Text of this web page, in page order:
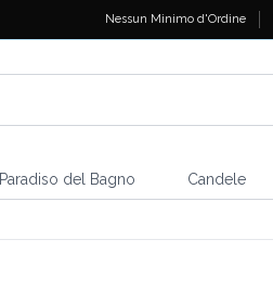
Nessun Minimo d'Ordine
Paradiso del Bagno Candele